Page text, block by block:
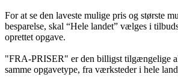
For at se den laveste mulige pris og største
besparelse, skal “Hele landet” vælges i
oprettet opgave.
"FRA-PRISER" er den billigst tilgængelige
samme opgavetype, fra værksteder i hele